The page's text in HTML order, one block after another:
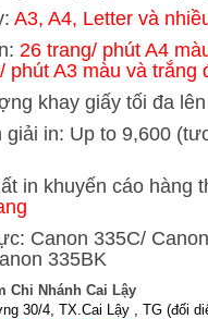
A3, A4, Letter và
26 trang/ phút A4
phút A3 màu và trắng
khay giấy tối đa
giải in: Up to 9,600
in khuyến cáo hàng
Canon 335C/
335BK
Chi Nhánh Cai Lậy
30/4, TX.Cai Lậy , TG (đối